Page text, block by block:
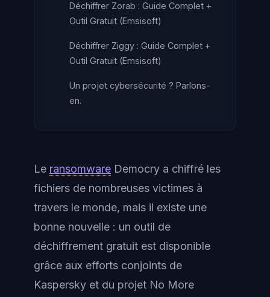
Déchiffrer Zorab : Guide Complet +
Outil Gratuit (Emsisoft)
Déchiffrer Ziggy : Guide Complet +
Outil Gratuit (Emsisoft)
Un projet cybersécurité ? Parlons-
en.
Le ransomware Democry a chiffré les
fichiers de nombreuses victimes à
travers le monde, mais il existe une
bonne nouvelle : un outil de
déchiffrement gratuit est disponible
grâce aux efforts conjoints de
Kaspersky et du projet No More